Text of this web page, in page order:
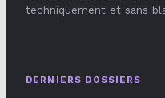
techniquement et sans
DERNIERS DOSSIERS